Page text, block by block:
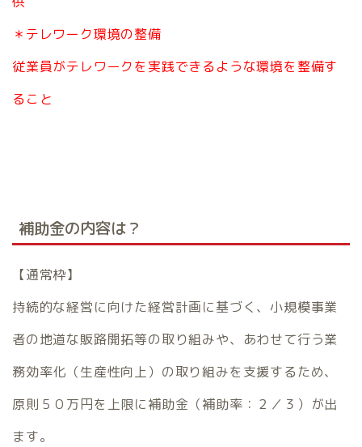
＊テレワーク環境の整備
従業員がテレワークを実践できるような環境を整備す
ること
補助金の内容は？
【通常枠】
持続的な経営に向けた経営計画に基づく、小規模事業
者の地道な販路開拓等の取り組みや、あわせて行う業
務効率化（生産性向上）の取り組みを支援するため、
原則５０万円を上限に補助金（補助率：２／３）が出
ます。